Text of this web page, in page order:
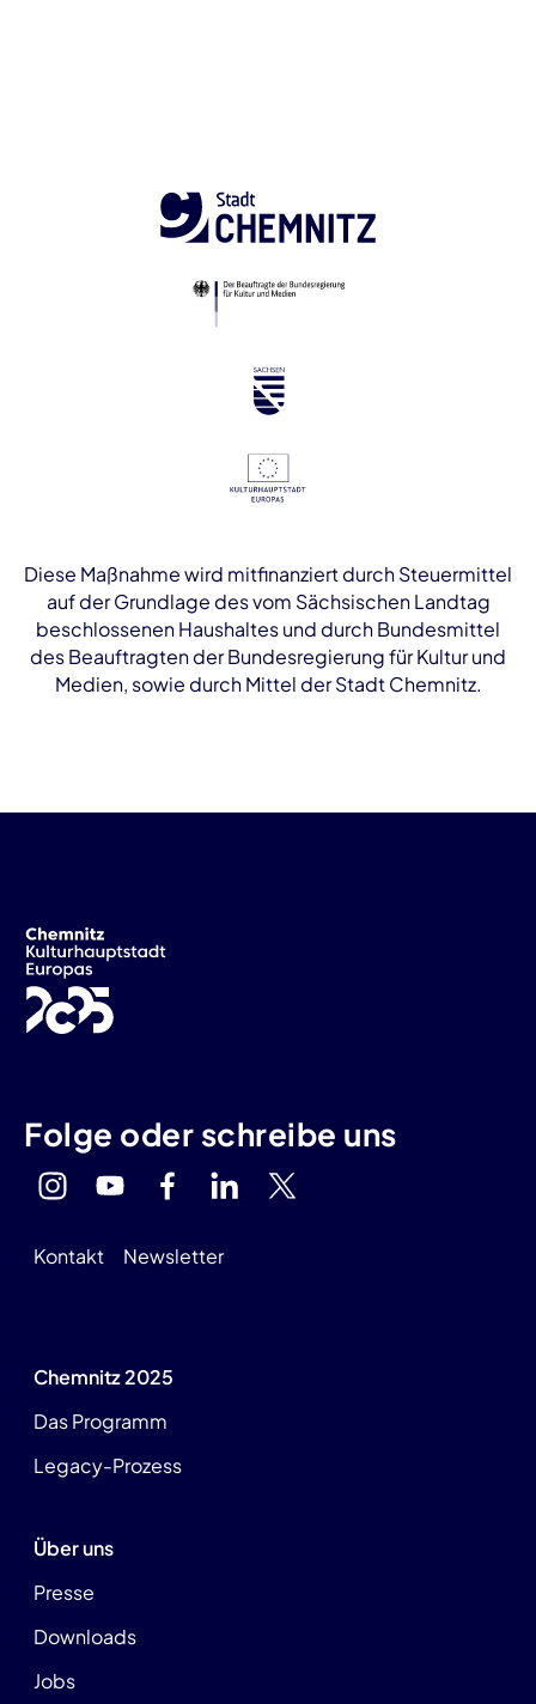
Diese Maßnahme wird mitfinanziert durch Steuermittel
auf der Grundlage des vom Sächsischen Landtag
beschlossenen Haushaltes und durch Bundesmittel
des Beauftragten der Bundesregierung für Kultur und
Medien, sowie durch Mittel der Stadt Chemnitz.
Folge oder schreibe uns
Kontakt Newsletter
Chemnitz 2025
Das Programm
Legacy-Prozess
Über uns
Presse
Downloads
Jobs